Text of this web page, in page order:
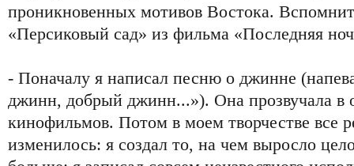
проникновенных мотивов Востока.
«Персиковый сад» из фильма «Последняя
- Поначалу я написал песню о джинне
джинн, добрый джинн...»). Она прозвучала в
кинофильмов. Потом в моем творчестве все
изменилось: я создал то, на чем выросло